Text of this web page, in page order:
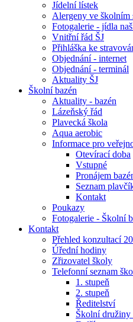
Jídelní lístek
Alergeny ve školním
Fotogalerie - jídla
Vnitřní řád ŠJ
Přihláška ke
Objednání - internet
Objednání - terminál
Aktuality ŠJ
Školní bazén
Aktuality - bazén
Lázeňský řád
Plavecká škola
Aqua aerobic
Informace pro
Otevírací doba
Vstupné
Pronájem
Seznam
Kontakt
Poukazy
Fotogalerie - Školní
Kontakt
Přehled konzultací
Úřední hodiny
Zřizovatel školy
Telefonní seznam
1. stupeň
2. stupeň
Ředitelství
Školní